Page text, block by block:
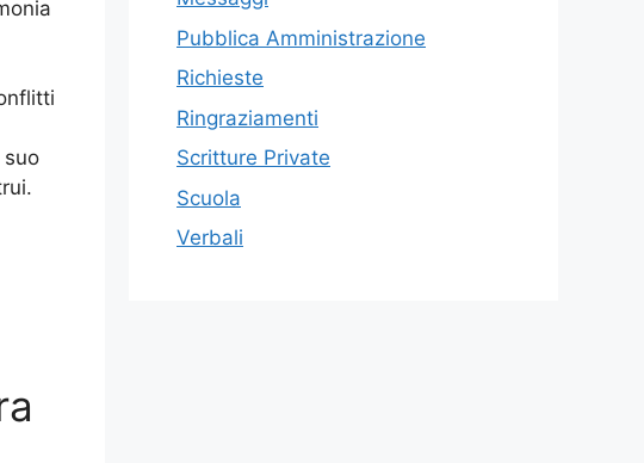
suo
Pubblica Amministrazione
Richieste
Ringraziamenti
Scritture Private
Scuola
Verbali